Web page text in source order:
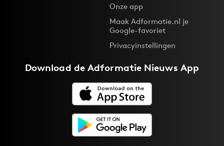
Onze app
Maak Adformatie.nl je
Google-favoriet
Privacyinstellingen
Download deAdformatie Nieuws App